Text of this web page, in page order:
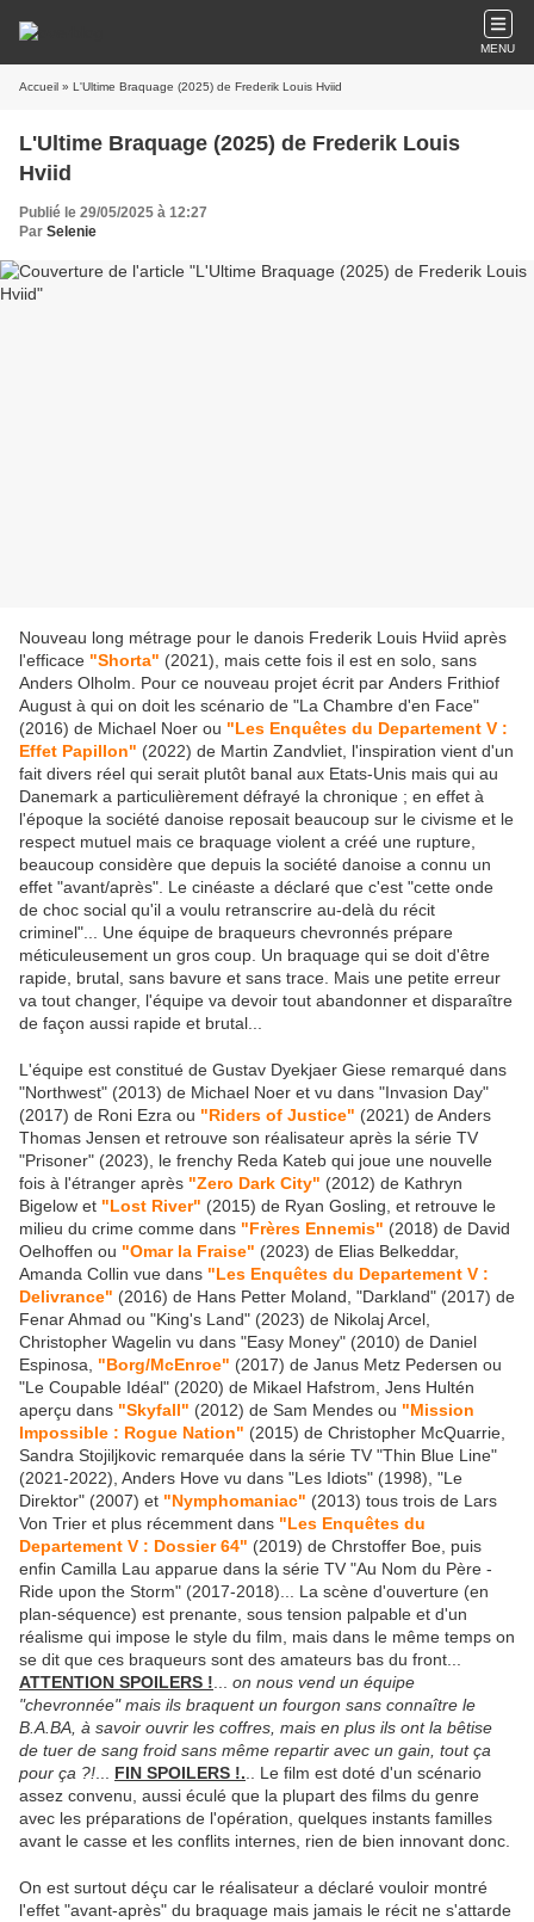
MENU
Accueil » L'Ultime Braquage (2025) de Frederik Louis Hviid
L'Ultime Braquage (2025) de Frederik Louis
Hviid
Publié le 29/05/2025 à 12:27
Par Selenie
Nouveau long métrage pour le danois Frederik Louis Hviid après
l'efficace "Shorta" (2021), mais cette fois il est en solo, sans
Anders Olholm. Pour ce nouveau projet écrit par Anders Frithiof
August à qui on doit les scénario de "La Chambre d'en Face"
(2016) de Michael Noer ou "Les Enquêtes du Departement V :
Effet Papillon" (2022) de Martin Zandvliet, l'inspiration vient d'un
fait divers réel qui serait plutôt banal aux Etats-Unis mais qui au
Danemark a particulièrement défrayé la chronique ; en effet à
l'époque la société danoise reposait beaucoup sur le civisme et le
respect mutuel mais ce braquage violent a créé une rupture,
beaucoup considère que depuis la société danoise a connu un
effet "avant/après". Le cinéaste a déclaré que c'est "cette onde
de choc social qu'il a voulu retranscrire au-delà du récit
criminel"... Une équipe de braqueurs chevronnés prépare
méticuleusement un gros coup. Un braquage qui se doit d'être
rapide, brutal, sans bavure et sans trace. Mais une petite erreur
va tout changer, l'équipe va devoir tout abandonner et disparaître
de façon aussi rapide et brutal...
L'équipe est constitué de Gustav Dyekjaer Giese remarqué dans
"Northwest" (2013) de Michael Noer et vu dans "Invasion Day"
(2017) de Roni Ezra ou "Riders of Justice" (2021) de Anders
Thomas Jensen et retrouve son réalisateur après la série TV
"Prisoner" (2023), le frenchy Reda Kateb qui joue une nouvelle
fois à l'étranger après "Zero Dark City" (2012) de Kathryn
Bigelow et "Lost River" (2015) de Ryan Gosling, et retrouve le
milieu du crime comme dans "Frères Ennemis" (2018) de David
Oelhoffen ou "Omar la Fraise" (2023) de Elias Belkeddar,
Amanda Collin vue dans "Les Enquêtes du Departement V :
Delivrance" (2016) de Hans Petter Moland, "Darkland" (2017) de
Fenar Ahmad ou "King's Land" (2023) de Nikolaj Arcel,
Christopher Wagelin vu dans "Easy Money" (2010) de Daniel
Espinosa, "Borg/McEnroe" (2017) de Janus Metz Pedersen ou
"Le Coupable Idéal" (2020) de Mikael Hafstrom, Jens Hultén
aperçu dans "Skyfall" (2012) de Sam Mendes ou "Mission
Impossible : Rogue Nation" (2015) de Christopher McQuarrie,
Sandra Stojiljkovic remarquée dans la série TV "Thin Blue Line"
(2021-2022), Anders Hove vu dans "Les Idiots" (1998), "Le
Direktor" (2007) et "Nymphomaniac" (2013) tous trois de Lars
Von Trier et plus récemment dans "Les Enquêtes du
Departement V : Dossier 64" (2019) de Chrstoffer Boe, puis
enfin Camilla Lau apparue dans la série TV "Au Nom du Père -
Ride upon the Storm" (2017-2018)... La scène d'ouverture (en
plan-séquence) est prenante, sous tension palpable et d'un
réalisme qui impose le style du film, mais dans le même temps on
se dit que ces braqueurs sont des amateurs bas du front...
ATTENTION SPOILERS !
on nous vend un équipe
"chevronnée" mais ils braquent un fourgon sans connaître le
B.A.BA, à savoir ouvrir les coffres, mais en plus ils ont la bêtise
de tuer de sang froid sans même repartir avec un gain, tout ça
pour ça ?!
FIN SPOILERS !. .. Le film est doté d'un scénario
assez convenu, aussi éculé que la plupart des films du genre
avec les préparations de l'opération, quelques instants familles
avant le casse et les conflits internes, rien de bien innovant donc.
On est surtout déçu car le réalisateur a déclaré vouloir montré
l'effet "avant-après" du braquage mais jamais le récit ne s'attarde